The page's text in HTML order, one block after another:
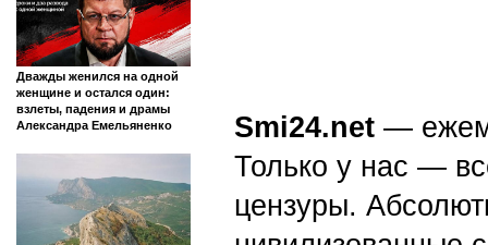
Дважды женился на одной
женщине и остался один:
взлеты, падения и драмы
Александра Емельяненко
Smi24.net —
Только у нас —
цензуры.